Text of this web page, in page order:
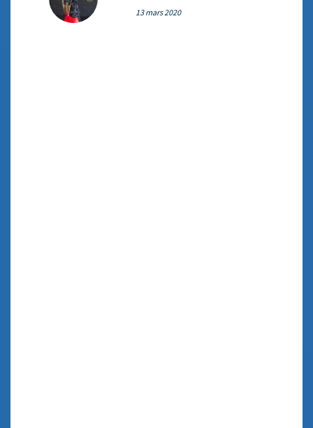
13 mars 2020